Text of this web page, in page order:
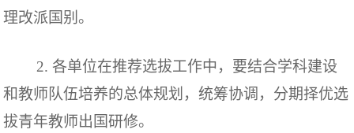
理改派国别。
2. 各单位在推荐选拔工作中，要结合学科建设
和教师队伍培养的总体规划，统筹协调，分期择优选
拔青年教师出国研修。